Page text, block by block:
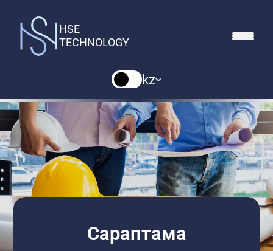
HSE
TECHNOLOGY
kz
Сараптама